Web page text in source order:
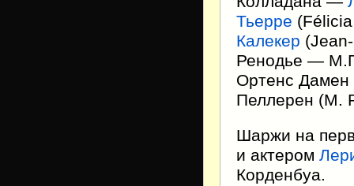
Тьерре
Калекер
Ренодье —
Ортенс
Пеллерен (M.
Шаржи на
и актером
Корденбуа.